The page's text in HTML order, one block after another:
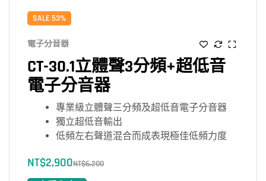
SALE 53%
電子分音器
CT-30.1立體聲3分頻+超低音
電子分音器
專業級立體聲三分頻及超低音電子分音器
獨立超低音輸出
低頻左右聲道混合而成表現極佳低頻力度
NT$6,200
NT$2,900